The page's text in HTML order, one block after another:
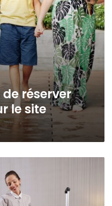
réserver
le site